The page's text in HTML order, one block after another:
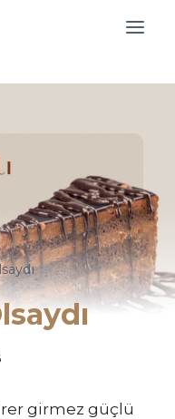
girmez güçlü